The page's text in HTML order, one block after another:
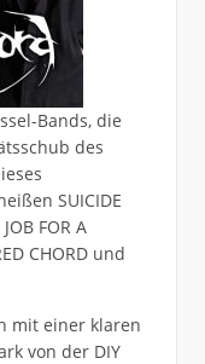
Bands, die
des
SUICIDE
FOR A
CHORD und
mit einer klaren
von der DIY